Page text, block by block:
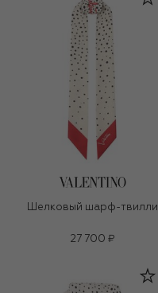
Шелковый шарф-твилли
27 700 ₽